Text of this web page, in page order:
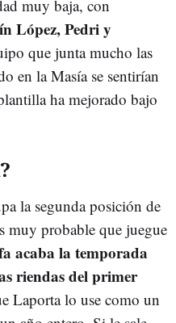
muy baja, con
López, Pedri y
que junta mucho las
en la Masía se sentirían
ha mejorado bajo
la segunda posición de
muy probable que juegue
acaba la temporada
riendas del primer
Laporta lo use como un